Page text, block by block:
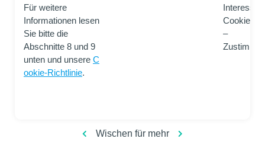
Für weitere
Informationen lesen
Sie bitte die
Abschnitte 8 und 9
unten und unsere C
ookie-Richtlinie.
Cookie
–
Wischen für mehr